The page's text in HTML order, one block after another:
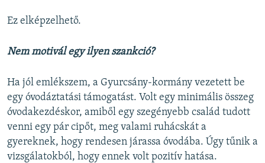
Ez elképzelhető.
Nem motivál egy ilyen szankció?
Ha jól emlékszem, a Gyurcsány-kormány vezetett be
egy óvodáztatási támogatást. Volt egy minimális összeg
óvodakezdéskor, amiből egy szegényebb család tudott
venni egy pár cipőt, meg valami ruhácskát a
gyereknek, hogy rendesen járassa óvodába. Úgy tűnik a
vizsgálatokból, hogy ennek volt pozitív hatása.